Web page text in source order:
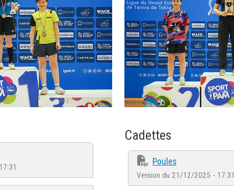
Cadettes
Poules
Version du 21/12/2025 - 17:31